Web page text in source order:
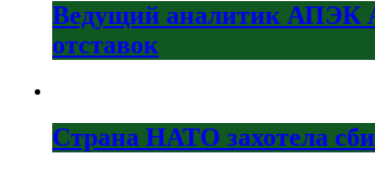
Ведущий аналитик АПЭК
отставок
Страна НАТО захотела